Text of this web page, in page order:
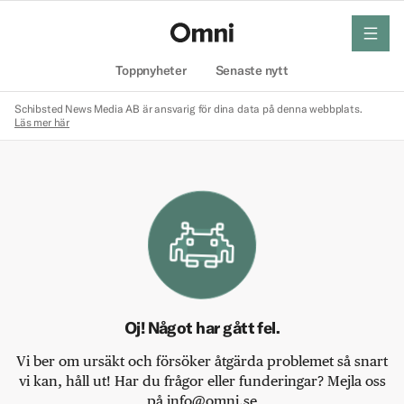
Toppnyheter Senaste nytt
meny
Schibsted News Media AB är ansvarig för dina data på denna webbplats.
Läs mer här
Oj! Något har gått fel.
Vi ber om ursäkt och försöker åtgärda problemet så snart
vi kan, håll ut! Har du frågor eller funderingar? Mejla oss